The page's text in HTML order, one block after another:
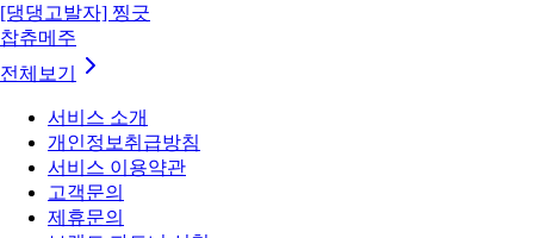
[댕댕고발자] 찡긋
찹츄메주
전체보기
서비스 소개
개인정보취급방침
서비스 이용약관
고객문의
제휴문의